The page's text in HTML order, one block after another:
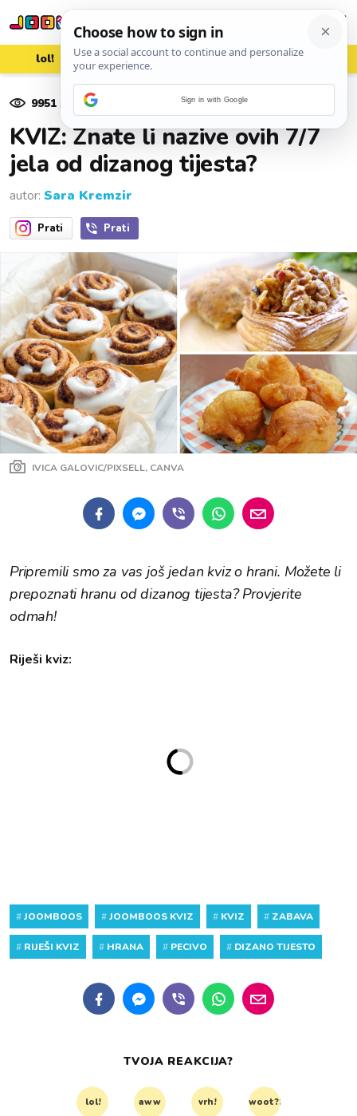
lol! aww vrh! woot?!
9951 pregleda
KVIZ: Znate li nazive ovih 7/7
jela od dizanog tijesta?
autor: Sara Kremzir
Prati Prati
IVICA GALOVIC/PIXSELL, CANVA
Pripremili smo za vas još jedan kviz o hrani. Možete li
prepoznati hranu od dizanog tijesta? Provjerite
odmah!
Riješi kviz:
#JOOMBOOS #JOOMBOOS KVIZ # KVIZ # ZABAVA
# RIJEŠI KVIZ # HRANA # PECIVO # DIZANO TIJESTO
TVOJA REAKCIJA?
lol! aww vrh! woot?!
Sign in with Google